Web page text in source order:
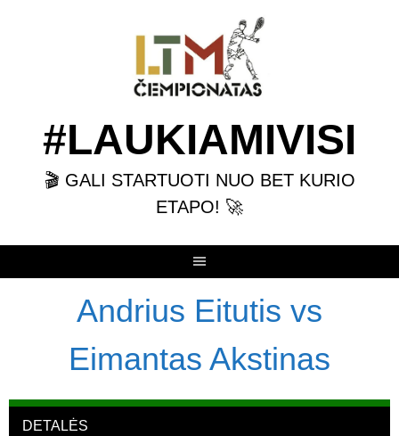
#LAUKIAMIVISI
🎬 GALI STARTUOTI NUO BET KURIO
ETAPO! 🚀
Andrius Eitutis vs
Eimantas Akstinas
DETALĖS